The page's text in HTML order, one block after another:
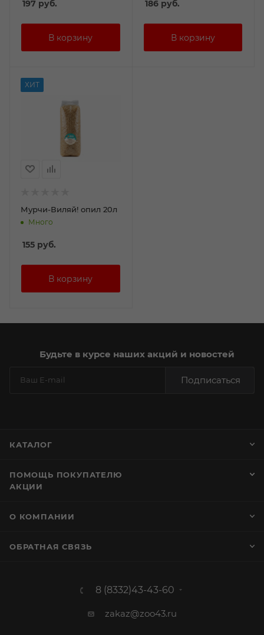
197 руб. 186руб.
ХИТ
Мурчи-Виляй! опил 20л
Много
155 руб.
Будьте в курсе наших акций и новостей
Подписаться
КАТАЛОГ
ПОМОЩЬ ПОКУПАТЕЛЮ
АКЦИИ
О КОМПАНИИ
ОБРАТНАЯ СВЯЗЬ
8 (8332)43-43-60
zakaz@zoo43.ru